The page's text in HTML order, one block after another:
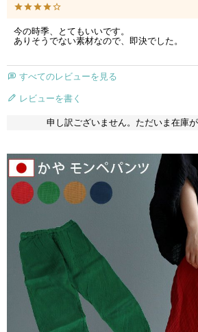
今の時季、とてもいいです。
ありそうでない素材なので、即決でした。
すべてのレビューを見る
レビューを書く
申し訳ございません。ただいま在庫が